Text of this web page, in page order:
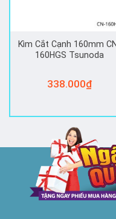
Kìm Cắt Cạnh 160mm
160HGS Tsunoda
338.000₫